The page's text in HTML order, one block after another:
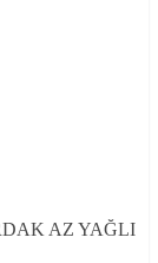
AZ YAĞLI